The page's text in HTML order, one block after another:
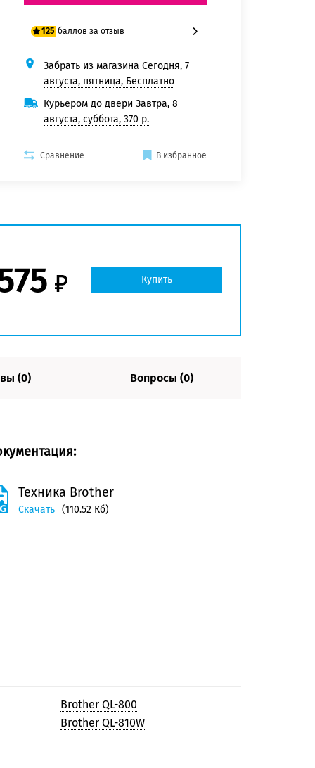
125 баллов за отзыв
100 баллов
125 баллов
Забрать из магазина Сегодня, 7
августа, пятница, Бесплатно
Курьером до двери Завтра, 8
августа, суббота, 370 р.
Сравнение В избранное
Купить
(0) Вопросы (0)
Техника Brother
Скачать (110.52 Кб)
Brother QL-800
Brother QL-810W